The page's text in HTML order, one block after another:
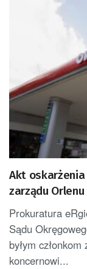
Akt oskarżenia
zarządu Orlenu
Prokuratura
Sądu
byłym
koncernowi...